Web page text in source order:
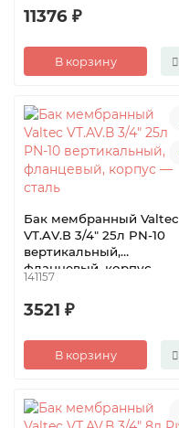
11376 ₽
В корзину
Бак мембранный Valtec
VТ.AV.В 3/4″ 25л PN-10
вертикальный,
фланцевый, корпус —
сталь
141157
3521 ₽
В корзину